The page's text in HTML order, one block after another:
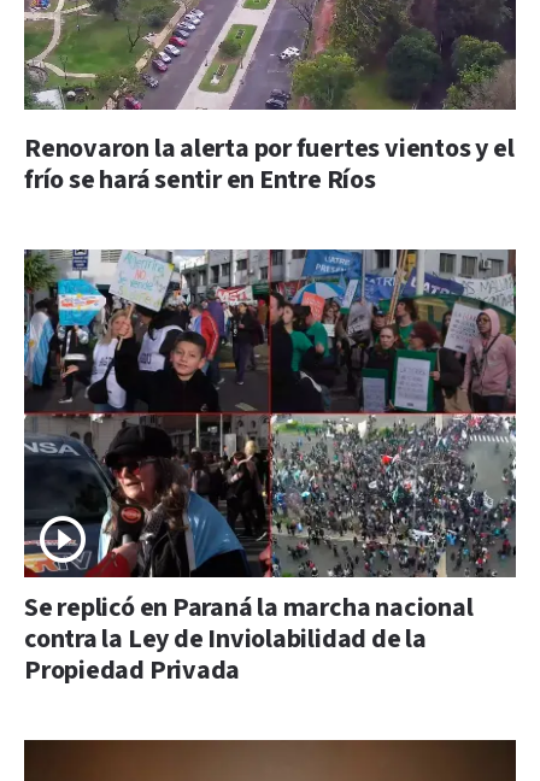
Renovaron la alerta por fuertes vientos y el
frío se hará sentir en Entre Ríos
Se replicó en Paraná la marcha nacional
contra la Ley de Inviolabilidad de la
Propiedad Privada